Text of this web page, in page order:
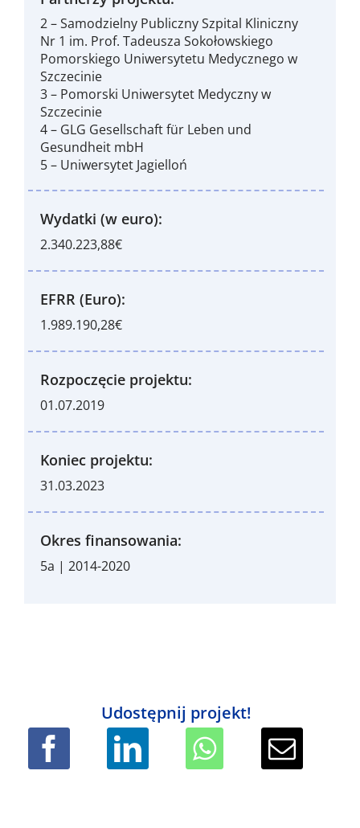
2 – Samodzielny Publiczny Szpital Kliniczny
Nr 1 im. Prof. Tadeusza Sokołowskiego
Pomorskiego Uniwersytetu Medycznego w
Szczecinie
3 – Pomorski Uniwersytet Medyczny w
Szczecinie
4 – GLG Gesellschaft für Leben und
Gesundheit mbH
5 – Uniwersytet Jagielloń
Wydatki (w euro):
2.340.223,88€
EFRR (Euro):
1.989.190,28€
Rozpoczęcie projektu:
01.07.2019
Koniec projektu:
31.03.2023
Okres finansowania:
5a | 2014-2020
Udostępnij projekt!